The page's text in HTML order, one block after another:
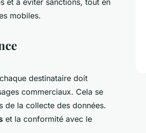
mobiles.
destinataire doit
commerciaux. Cela se
de la collecte des données.
et la conformité avec le